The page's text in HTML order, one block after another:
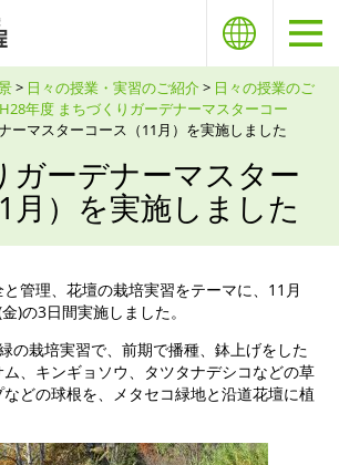
> 日々の授業・実習のご紹介> 日々の授業のご
H28年度 まちづくりガーデナーマスターコー
ーマスターコース（11月）を実施しました
ガーデナーマスター
月）を実施しました
管理、花壇の栽培実習をテーマに、11月
)の3日間実施しました。
の栽培実習で、前期で播種、鉢上げをした
、キンギョソウ、タツタナデシコなどの草
どの球根を、メタセコ緑地と沿道花壇に植